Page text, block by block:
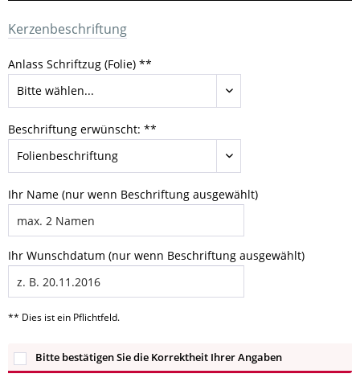
Kerzenbeschriftung
Anlass Schriftzug (Folie) **
Beschriftung erwünscht: **
Ihr Name (nur wenn Beschriftung ausgewählt)
Ihr Wunschdatum (nur wenn Beschriftung ausgewählt)
** Dies ist ein Pflichtfeld.
Bitte bestätigen Sie die Korrektheit Ihrer Angaben